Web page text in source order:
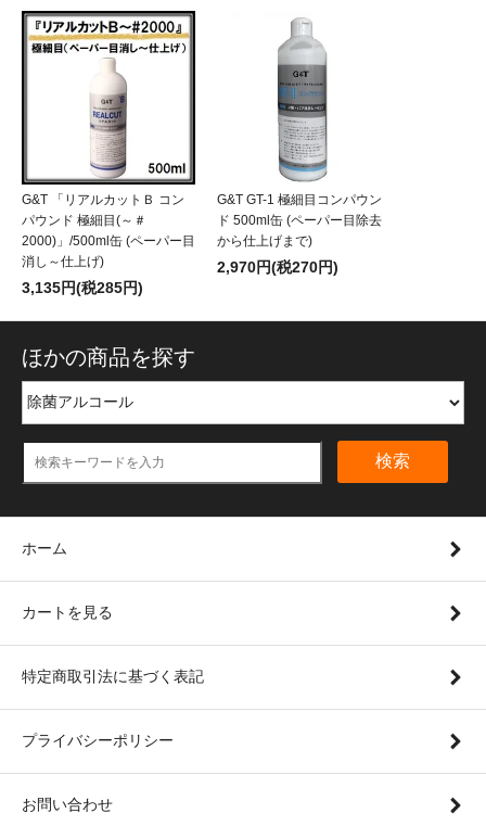
G&T 「リアルカットＢ コン
パウンド 極細目(～＃
2000)」/500ml缶 (ペーパー目
消し～仕上げ)
3,135円(税285円)
G&T GT-1 極細目コンパウン
ド 500ml缶 (ペーパー目除去
から仕上げまで)
2,970円(税270円)
ほかの商品を探す
検索
ホーム
カートを見る
特定商取引法に基づく表記
プライバシーポリシー
お問い合わせ